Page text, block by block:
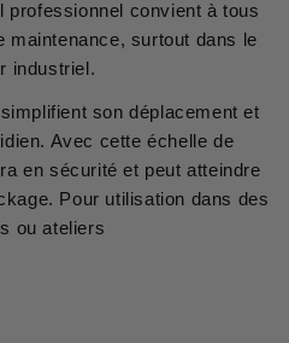
professionnel convient à tous
maintenance, surtout dans le
industriel.
son déplacement et
Avec cette échelle de
en sécurité et peut atteindre
Pour utilisation dans des
ou ateliers